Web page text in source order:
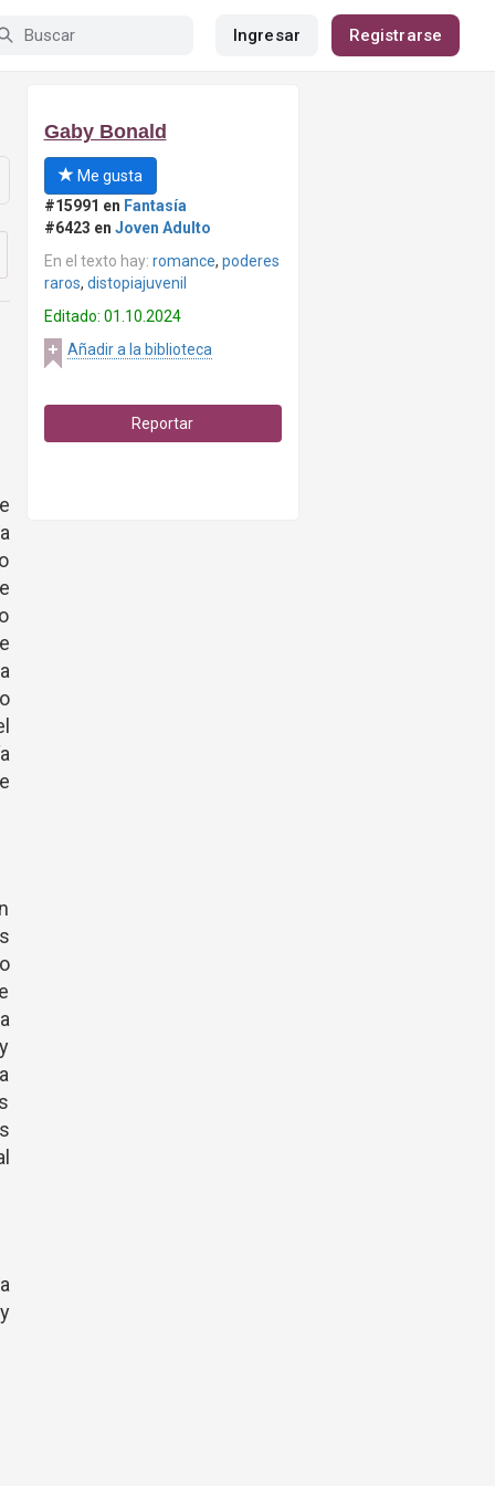
Ingresar Registrarse
Gaby Bonald
Me gusta
#15991 en Fantasía
#6423 en Joven Adulto
En el texto hay: romance, poderes
raros, distopiajuvenil
Editado: 01.10.2024
Añadir a la biblioteca
Reportar